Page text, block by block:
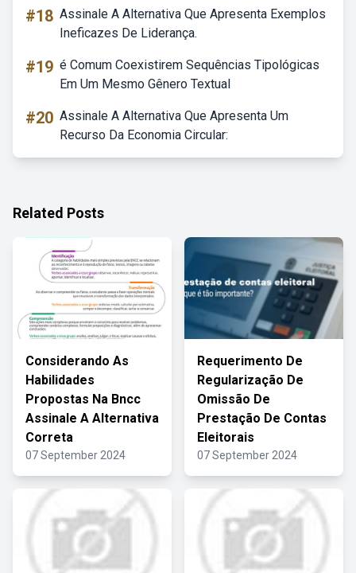
#18 Assinale A Alternativa Que Apresenta Exemplos
Ineficazes De Liderança.
#19 é Comum Coexistirem Sequências Tipológicas
Em Um Mesmo Gênero Textual
#20 Assinale A Alternativa Que Apresenta Um
Recurso Da Economia Circular:
Related Posts
Considerando As
Habilidades
Propostas Na Bncc
Assinale A Alternativa
Correta
07 September 2024
Requerimento De
Regularização De
Omissão De
Prestação De Contas
Eleitorais
07 September 2024